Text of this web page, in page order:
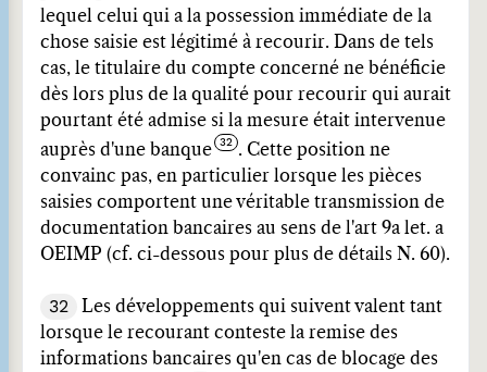
lequel celui qui a la possession immédiate de la
chose saisie est légitimé à recourir. Dans de tels
cas, le titulaire du compte concerné ne bénéficie
dès lors plus de la qualité pour recourir qui aurait
pourtant été admise si la mesure était intervenue
auprès d'une banque
. Cette position ne
convainc pas, en particulier lorsque les pièces
saisies comportent une véritable transmission de
documentation bancaires au sens de l'art 9a let. a
OEIMP (cf. ci-dessous pour plus de détails N. 60).
32
Les développements qui suivent valent tant
lorsque le recourant conteste la remise des
informations bancaires qu'en cas de blocage des